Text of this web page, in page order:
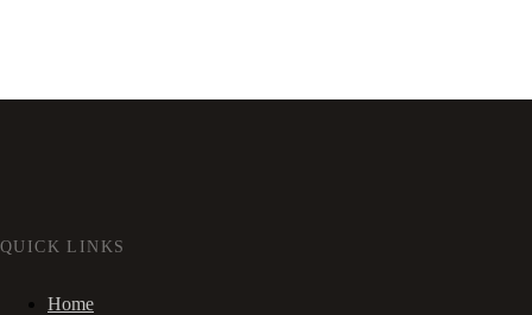
QUICK LINKS
Home